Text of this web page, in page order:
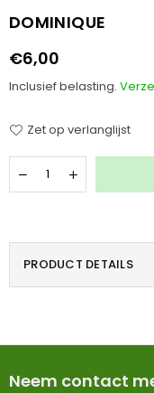
DOMINIQUE
Normale
prijs
€6,00
Inclusief belasting.
Zet op verlanglijst
Hoeveelheid
PRODUCT DETAILS
Neem contact